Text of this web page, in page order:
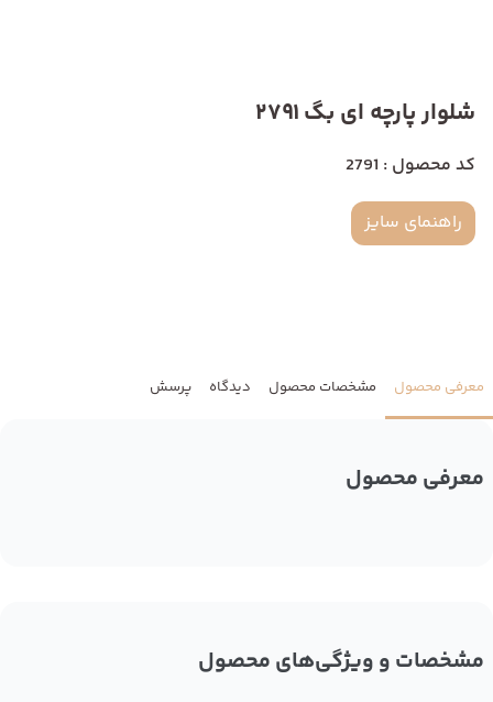
شلوار پارچه ای بگ 2791
کد محصول : 2791
راهنمای سایز
معرفی محصول مشخصات محصول دیدگاه پرسش
معرفی محصول
مشخصات و ویژگی‌های محصول